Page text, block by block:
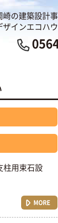
崎の建築設計
ザインエコハ
用束石設
MORE